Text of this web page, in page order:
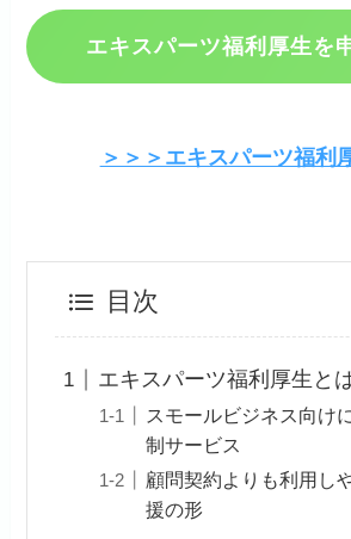
エキスパーツ福利厚生を
＞＞＞エキスパーツ福利
目次
エキスパーツ福利厚生と
スモールビジネス向け
制サービス
顧問契約よりも利用し
援の形